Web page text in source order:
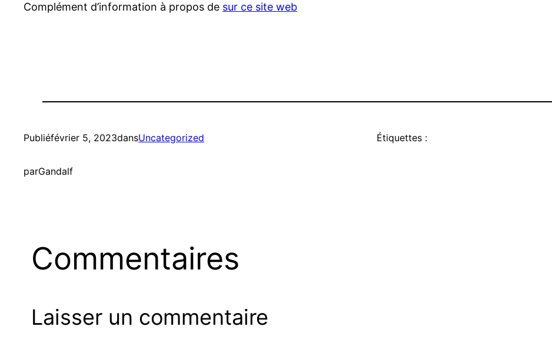
Complément d’information à propos de sur ce site web
Publiéfévrier 5, 2023dansUncategorized
parGandalf
Étiquettes :
Commentaires
Laisser un commentaire